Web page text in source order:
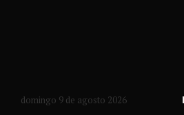
domingo 9 de agosto 2026